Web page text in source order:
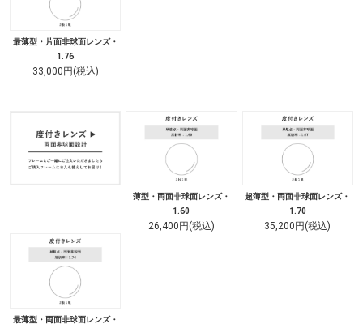
最薄型・片面非球面レンズ・
1.76
33,000円(税込)
薄型・両面非球面レンズ・
1.60
26,400円(税込)
超薄型・両面非球面レンズ・
1.70
35,200円(税込)
最薄型・両面非球面レンズ・